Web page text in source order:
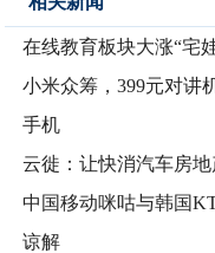
在线教育板块大涨“宅
小米众筹，399元对讲
手机
云徙：让快消汽车房
中国移动咪咕与韩国
谅解